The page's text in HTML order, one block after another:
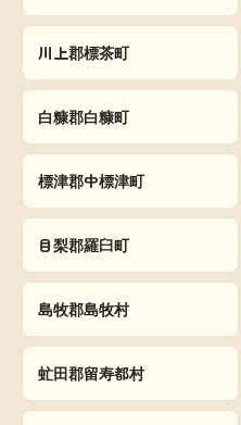
川上郡標茶町
白糠郡白糠町
標津郡中標津町
目梨郡羅臼町
島牧郡島牧村
虻田郡留寿都村